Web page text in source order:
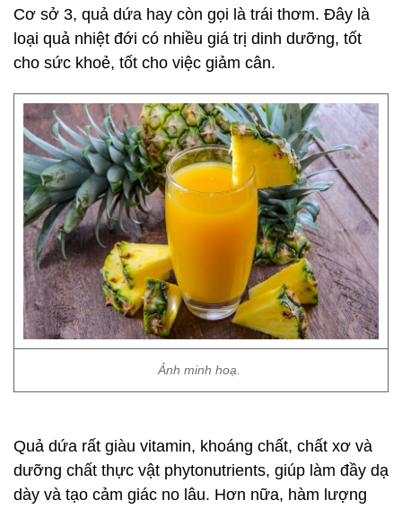
Cơ sở 3, quả dứa hay còn gọi là trái thơm. Đây là
loại quả nhiệt đới có nhiều giá trị dinh dưỡng, tốt
cho sức khoẻ, tốt cho việc giảm cân.
Ảnh minh hoạ.
Quả dứa rất giàu vitamin, khoáng chất, chất xơ và
dưỡng chất thực vật phytonutrients, giúp làm đầy dạ
dày và tạo cảm giác no lâu. Hơn nữa, hàm lượng